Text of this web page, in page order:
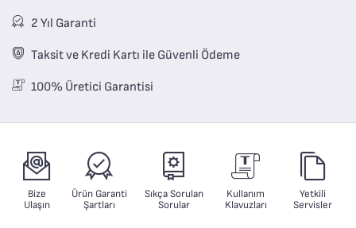
2 Yıl Garanti
Taksit ve Kredi Kartı ile Güvenli Ödeme
100% Üretici Garantisi
Bize
Ulaşın
Ürün Garanti
Şartları
Sıkça Sorulan
Sorular
Kullanım
Klavuzları
Yetkili
Servisler